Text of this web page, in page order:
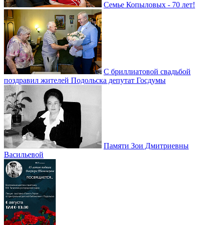
Семье Копыловых - 70 лет!
С бриллиатовой свадьбой
поздравил жителей Подольска депутат Госдумы
Памяти Зои Дмитриевны
Васильевой